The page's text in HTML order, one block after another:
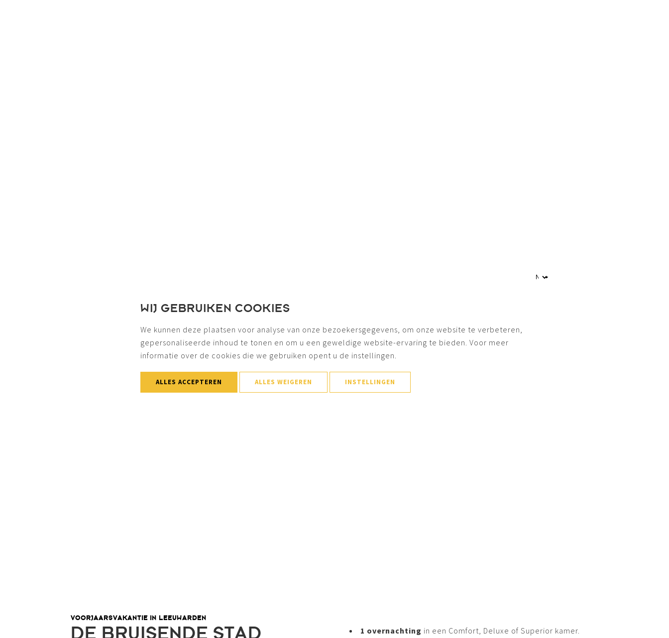
VOORJAARSVAKANTIE IN LEEUWARDEN
1 overnachting in een Comfort, Deluxe of Superior kamer.
WIJ GEBRUIKEN COOKIES
We kunnen deze plaatsen voor analyse van onze bezoekersgegevens, om onze website te verbeteren,
gepersonaliseerde inhoud te tonen en om u een geweldige website-ervaring te bieden. Voor meer
informatie over de cookies die we gebruiken opent u de instellingen.
ALLES ACCEPTEREN ALLES WEIGEREN INSTELLINGEN